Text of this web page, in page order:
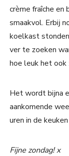
crème fraîche en
smaakvol. Erbij
koelkast
ver te zoeken
hoe leuk het ook
Het wordt bijna
aankomende
uren in de
Fijne zondag! x